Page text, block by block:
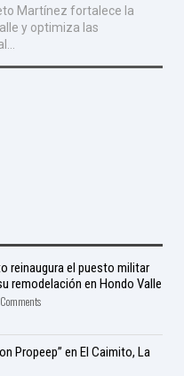
Martínez fortalece la
y optimiza las
reinaugura el puesto militar
remodelación en Hondo Valle
Propeep” en El Caimito, La